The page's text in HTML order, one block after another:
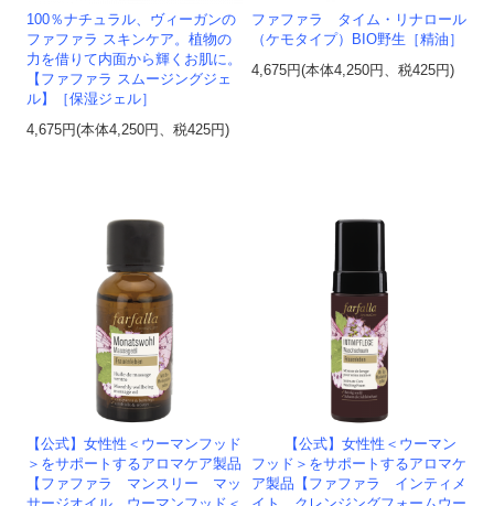
100％ナチュラル、ヴィーガンの
ファファラ スキンケア。植物の
力を借りて内面から輝くお肌に。
【ファファラ スムージングジェ
ル】［保湿ジェル］
4,675円(本体4,250円、税425円)
ファファラ タイム・リナロール
（ケモタイプ）BIO野生［精油］
4,675円(本体4,250円、税425円)
【公式】女性性＜ウーマンフッド
＞をサポートするアロマケア製品
【ファファラ マンスリー マッ
【公式】女性性＜ウーマン
フッド＞をサポートするアロマケ
ア製品【ファファラ インティメ